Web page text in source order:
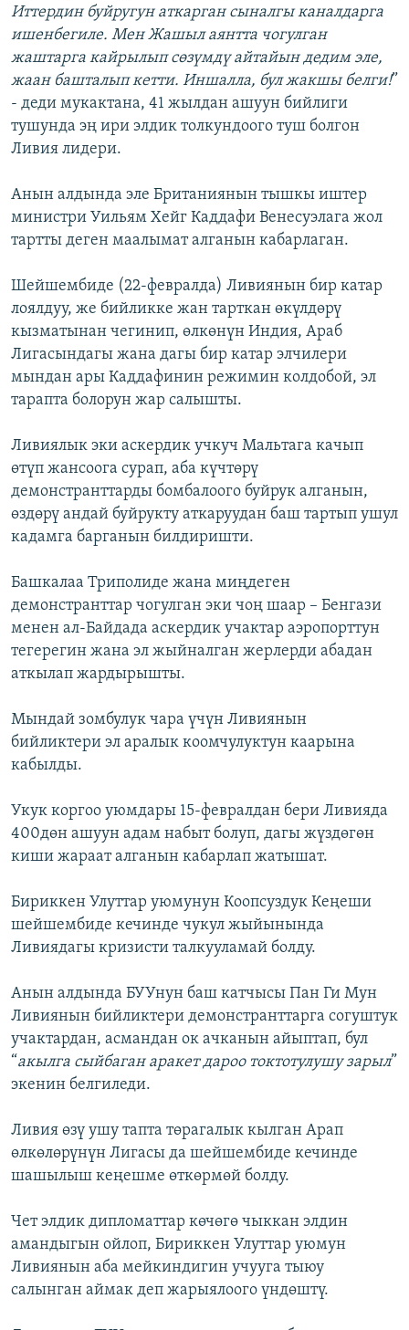
Иттердин буйругун аткарган сыналгы каналдарга
ишенбегиле. Мен Жашыл аянтта чогулган
жаштарга кайрылып сөзүмдү айтайын дедим эле,
жаан башталып кетти. Иншалла, бул жакшы белги!”
- деди мукактана, 41 жылдан ашуун бийлиги
тушунда эң ири элдик толкундоого туш болгон
Ливия лидери.
Анын алдында эле Британиянын тышкы иштер
министри Уильям Хейг Каддафи Венесуэлага жол
тартты деген маалымат алганын кабарлаган.
Шейшембиде (22-февралда) Ливиянын бир катар
лоялдуу, же бийликке жан тарткан өкүлдөрү
кызматынан чегинип, өлкөнүн Индия, Араб
Лигасындагы жана дагы бир катар элчилери
мындан ары Каддафинин режимин колдобой, эл
тарапта болорун жар салышты.
Ливиялык эки аскердик учкуч Мальтага качып
өтүп жансоога сурап, аба күчтөрү
демонстранттарды бомбалоого буйрук алганын,
өздөрү андай буйрукту аткаруудан баш тартып ушул
кадамга барганын билдиришти.
Башкалаа Триполиде жана миңдеген
демонстранттар чогулган эки чоң шаар – Бенгази
менен ал-Байдада аскердик учактар аэропорттун
тегерегин жана эл жыйналган жерлерди абадан
аткылап жардырышты.
Мындай зомбулук чара үчүн Ливиянын
бийликтери эл аралык коомчулуктун каарына
кабылды.
Укук коргоо уюмдары 15-февралдан бери Ливияда
400дөн ашуун адам набыт болуп, дагы жүздөгөн
киши жараат алганын кабарлап жатышат.
Бириккен Улуттар уюмунун Коопсуздук Кеңеши
шейшембиде кечинде чукул жыйынында
Ливиядагы кризисти талкууламай болду.
Анын алдында БУУнун баш катчысы Пан Ги Мун
Ливиянын бийликтери демонстранттарга согуштук
учактардан, асмандан ок ачканын айыптап, бул
“акылга сыйбаган аракет дароо токтотулушу зарыл”
экенин белгиледи.
Ливия өзү ушу тапта төрагалык кылган Арап
өлкөлөрүнүн Лигасы да шейшембиде кечинде
шашылыш кеңешме өткөрмөй болду.
Чет элдик дипломаттар көчөгө чыккан элдин
амандыгын ойлоп, Бириккен Улуттар уюмун
Ливиянын аба мейкиндигин учууга тыюу
салынган аймак деп жарыялоого үндөштү.